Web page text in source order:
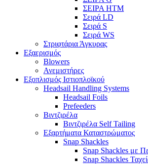
ΣΕΙΡΑ HTM
Σειρά LD
Σειρά S
Σειρά WS
Στριφτάρια Άγκυρας
Εξαερισμός
Blowers
Ανεμιστήρες
Εξοπλισμός Ιστιοπλοϊκού
Headsail Handling Systems
Headsail Foils
Prefeeders
Βιντζιρέλα
Βιντζιρέλα Self Tailing
Εξαρτήματα Καταστρώματος
Snap Shackles
Snap Shackles με
Snap Shackles